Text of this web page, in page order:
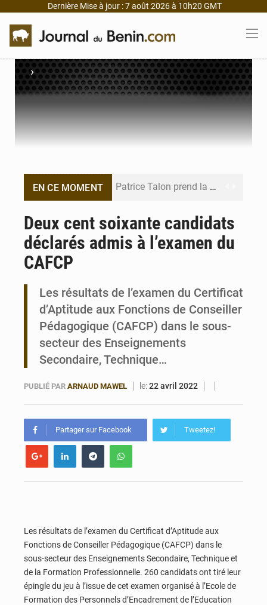
Dernière Mise à jour : 7 août 2026 à 10h20 GMT
›
EN CE MOMENT Patrice Talon prend la tête du premier bureau du Sénat du Bénin
Bénin : Djogbénou inspecte le chantier du siège de l’Assemblée
Bénin et Canada scellent un partenariat inédit
Bénin : 14,5 milliards de dollars pour faire de la CDN 3.0 un bouclier économique
Deux cent soixante candidats
déclarés admis à l’examen du
CAFCP
Les résultats de l’examen du Certificat
d’Aptitude aux Fonctions de Conseiller
Pédagogique (CAFCP) dans le sous-
secteur des Enseignements
Secondaire, Technique…
PUBLIÉ PAR ARNAUD MAWEL le:22 avril 2022
Partager sur Facebook Tweetez!
Les résultats de l’examen du Certificat d’Aptitude aux
Fonctions de Conseiller Pédagogique (CAFCP) dans le
sous-secteur des Enseignements Secondaire, Technique et
de la Formation Professionnelle. 260 candidats ont tiré leur
épingle du jeu à l’issue de cet examen organisé à l’Ecole de
Formation des Personnels d’Encadrement de l’Education